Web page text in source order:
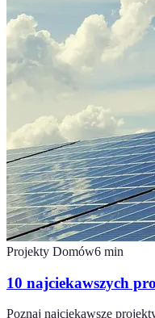
Projekty Domów6 min
10 najciekawszych
Poznaj najciekawsze